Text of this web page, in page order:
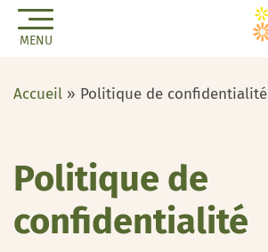
MENU
Accueil » Politique de confidentialité
Politique de
confidentialité